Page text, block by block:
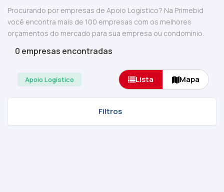
Procurando por empresas de Apoio Logístico? Na Primebid
você encontra mais de 100 empresas com os melhores
orçamentos do mercado para sua empresa ou condomínio.
0 empresas encontradas
Apoio Logístico Lista Mapa
Filtros